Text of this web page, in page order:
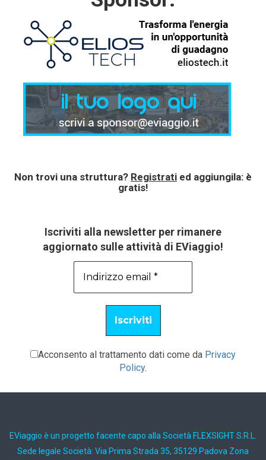
Non trovi una struttura? Registrati ed aggiungila: è
gratis!
Iscriviti alla newsletter per rimanere
aggiornato sulle attività di EViaggio!
Acconsento al trattamento dati come da Privacy
Policy.
EViaggio è un progetto facente capo alla Società FLEXSIGHT S.R.L.
Sede legale Società: Via Prima Strada 35, 35129 Padova Zona